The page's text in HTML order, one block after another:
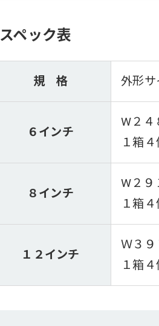
スペック表
規 格 外形サ
６インチ
W２４
１箱
８インチ
W２９
１箱
１２インチ
Ｗ３９
１箱